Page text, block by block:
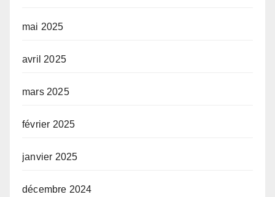
mai 2025
avril 2025
mars 2025
février 2025
janvier 2025
décembre 2024